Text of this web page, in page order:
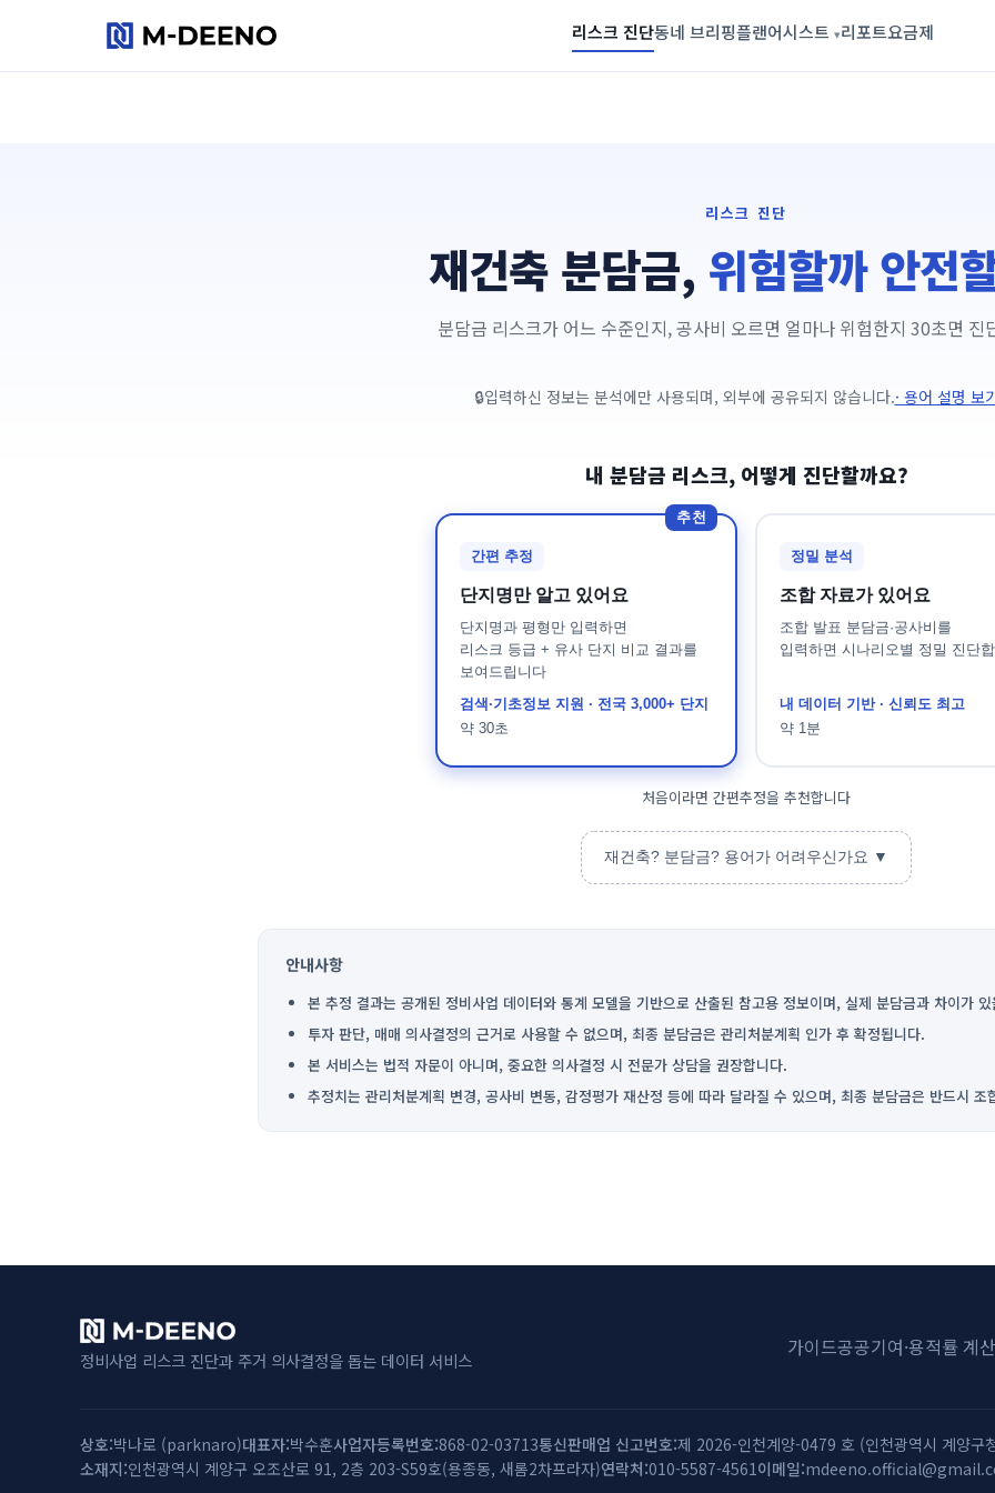
리스크 진단동네 브리핑플랜어시스트 ▾리포트요금제
무료 회원가입
리스크 진단
재건축 분담금, 위험할까 안전
분담금 리스크가 어느 수준인지, 공사비 오르면 얼마나 위험한지 30초면 진
입력하신 정보는 분석에만 사용되며, 외부에 공유되지 않습니다.· 용어 설명
내 분담금 리스크, 어떻게 진단할까요?
추천
간편 추정
단지명만 알고 있어요
단지명과 평형만 입력하면
리스크 등급 + 유사 단지 비교 결과를
보여드립니다
검색·기초정보 지원 · 전국 3,000+ 단지
약 30초
정밀 분석
조합 자료가 있어요
조합 발표 분담금·공사비를
입력하면 시나리오별 정밀 진단
내 데이터 기반 · 신뢰도 최고
약 1분
처음이라면 간편추정을 추천합니다
재건축? 분담금? 용어가 어려우신가요 ▼
안내사항
본 추정 결과는 공개된 정비사업 데이터와 통계 모델을 기반으로 산출된 참고용 정보이며, 실제 분담금과 차이가
투자 판단, 매매 의사결정의 근거로 사용할 수 없으며, 최종 분담금은 관리처분계획 인가 후 확정됩니다.
본 서비스는 법적 자문이 아니며, 중요한 의사결정 시 전문가 상담을 권장합니다.
추정치는 관리처분계획 변경, 공사비 변동, 감정평가 재산정 등에 따라 달라질 수 있으며, 최종 분담금은 반드시 조
정비사업 리스크 진단과 주거 의사결정을 돕는 데이터 서비스
가이드공공기여·용적률 계
상호 박나로 (parknaro)대표자 박수훈사업자등록번호 868-02-03713통신판매업 신고번호 제 2026-인천계양-0479 호 (인천광역시 계양구
소재지 인천광역시 계양구 오조산로 91, 2층 203-S59호(용종동, 새롬2차프라자)연락처 010-5587-4561이메일